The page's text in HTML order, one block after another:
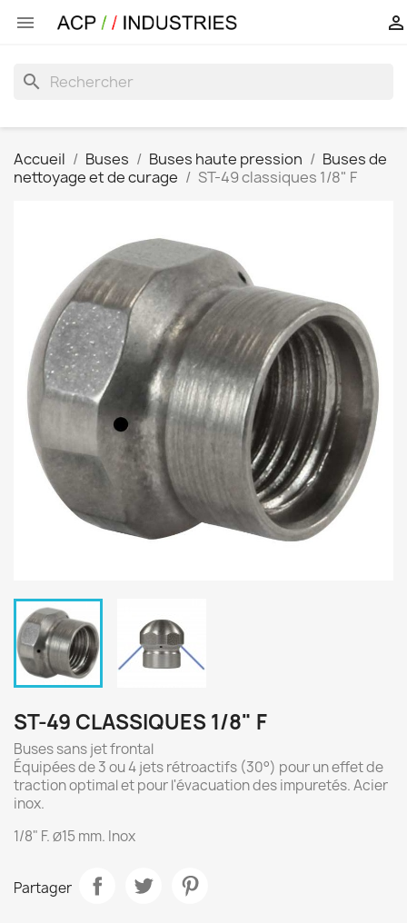
 
search
Accueil Buses Buses haute pression
Buses de
nettoyage et de curage
ST-49 classiques 1/8" F
ST-49 CLASSIQUES 1/8" F
Buses sans jet frontal
Équipées de 3 ou 4 jets rétroactifs (30°) pour un effet de
traction optimal et pour l'évacuation des impuretés. Acier
inox.
1/8" F. Ø15 mm. Inox
Partager